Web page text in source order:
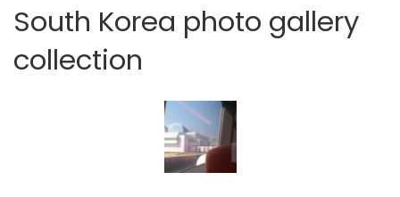
South Korea photo gallery
collection